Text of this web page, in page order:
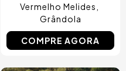
Vermelho Melides
Grândola
COMPRE AGORA